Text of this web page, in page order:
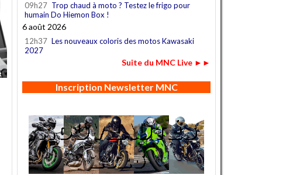
09h27 Trop chaud à moto ? Testez le frigo pour
humain Do Hiemon Box !
6 août 2026
12h37 Les nouveaux coloris des motos Kawasaki
2027
Suite du MNC Live ►►
Inscription Newsletter MNC